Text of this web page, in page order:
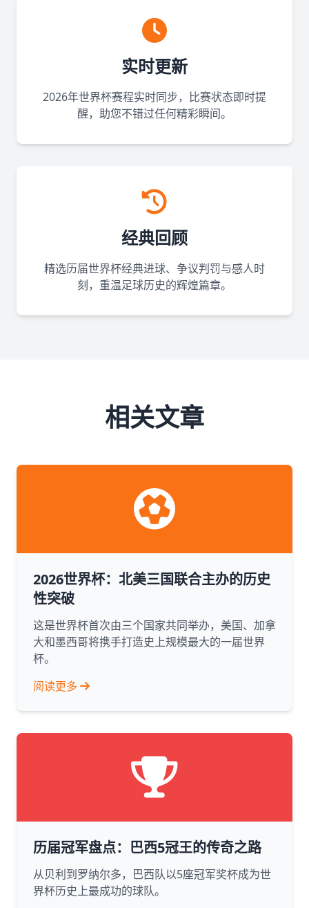
实时更新
2026年世界杯赛程实时同步，比赛状态即时提
醒，助您不错过任何精彩瞬间。
经典回顾
精选历届世界杯经典进球、争议判罚与感人时
刻，重温足球历史的辉煌篇章。
相关文章
2026世界杯：北美三国联合主办的历史
性突破
这是世界杯首次由三个国家共同举办，美国、加拿
大和墨西哥将携手打造史上规模最大的一届世界
杯。
阅读更多
历届冠军盘点：巴西5冠王的传奇之路
从贝利到罗纳尔多，巴西队以5座冠军奖杯成为世
界杯历史上最成功的球队。